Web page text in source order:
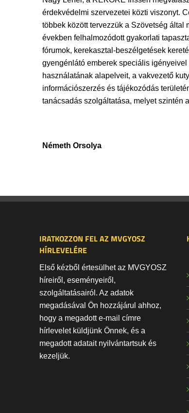
érdekvédelmi szervezetei közti viszonyt.
többek között tervezzük a Szövetség
években felhalmozódott gyakorlati
fórumok, kerekasztal-beszélgetések
gyengénlátó emberek speciális
használatának alapelveit, a vakvezető
információszerzés és tájékozódás
tanácsadás szolgáltatása, melyet szintén
Németh Orsolya
IRATKOZZON FEL AZ MVGYOSZ
HÍRLEVELÉRE
Első kézből értesülhet az MVGYOSZ
híreiről, eseményeiről,
szolgáltatásairól. Az adatok
megadásával Ön hozzájárul ahhoz,
hogy a megadott e-mail címre
hírlevelet küldjünk Önnek, és a
megadott adatait nyilvántartsuk és
kezeljük.